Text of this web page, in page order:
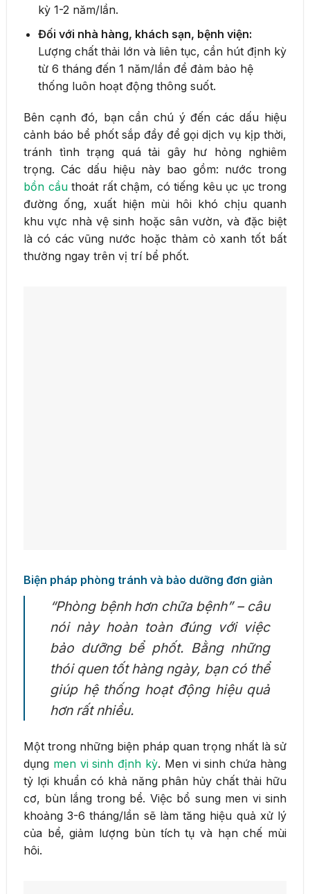
kỳ 1-2 năm/lần.
Đối với nhà hàng, khách sạn, bệnh viện:
Lượng chất thải lớn và liên tục, cần hút định kỳ
từ 6 tháng đến 1 năm/lần để đảm bảo hệ
thống luôn hoạt động thông suốt.
Bên cạnh đó, bạn cần chú ý đến các dấu hiệu
cảnh báo bể phốt sắp đầy để gọi dịch vụ kịp thời,
tránh tình trạng quá tải gây hư hỏng nghiêm
trọng. Các dấu hiệu này bao gồm: nước trong
bồn cầuthoát rất chậm, có tiếng kêu ục ục trong
đường ống, xuất hiện mùi hôi khó chịu quanh
khu vực nhà vệ sinh hoặc sân vườn, và đặc biệt
là có các vũng nước hoặc thảm cỏ xanh tốt bất
thường ngay trên vị trí bể phốt.
Biện pháp phòng tránh và bảo dưỡng đơn giản
“Phòng bệnh hơn chữa bệnh” – câu
nói này hoàn toàn đúng với việc
bảo dưỡng bể phốt. Bằng những
thói quen tốt hàng ngày, bạn có thể
giúp hệ thống hoạt động hiệu quả
hơn rất nhiều.
Một trong những biện pháp quan trọng nhất là sử
dụng men vi sinh định kỳ. Men vi sinh chứa hàng
tỷ lợi khuẩn có khả năng phân hủy chất thải hữu
cơ, bùn lắng trong bể. Việc bổ sung men vi sinh
khoảng 3-6 tháng/lần sẽ làm tăng hiệu quả xử lý
của bể, giảm lượng bùn tích tụ và hạn chế mùi
hôi.